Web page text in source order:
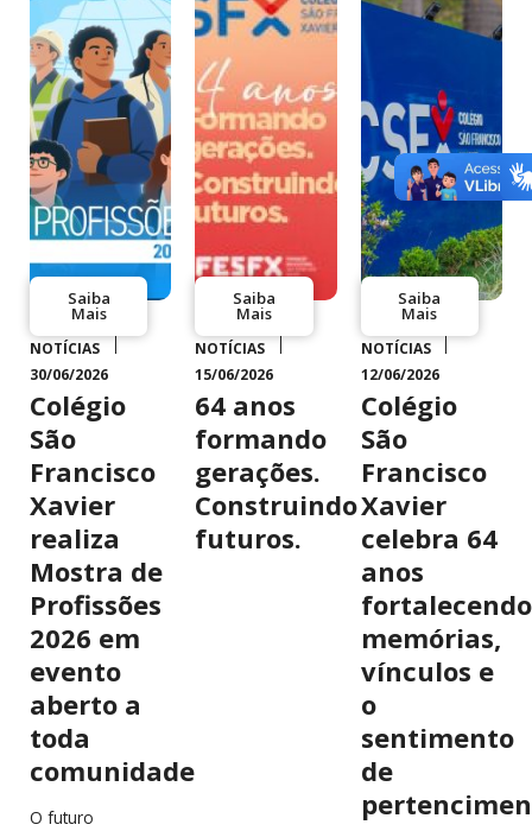
Saiba
Mais
NOTÍCIAS
30/06/2026
Colégio
São
Francisco
Xavier
realiza
Mostra de
Profissões
2026 em
evento
aberto a
toda
comunidade
O futuro
Saiba
Mais
NOTÍCIAS
15/06/2026
64 anos
formando
gerações.
Construindo
futuros.
Saiba
Mais
NOTÍCIAS
12/06/2026
Colégio
São
Francisco
Xavier
celebra 64
anos
fortalecendo
memórias,
vínculos e
o
sentimento
de